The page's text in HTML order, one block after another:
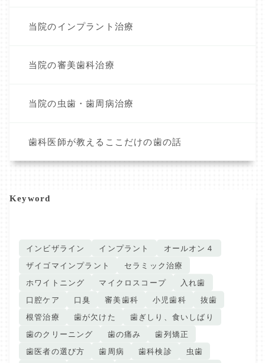
当院のインプラント治療
当院の審美歯科治療
当院の虫歯・歯周病治療
歯科医師が教えるここだけの歯の話
Keyword
インビザライン インプラント
オールオン４
ザイゴマインプラント
セラミック治療
ホワイトニング
マイクロスコープ
入れ歯
口腔ケア
口臭 審美歯科 小児歯科
抜歯
根管治療
歯が欠けた
歯ぎしり、食いしばり
歯のクリーニング
歯の痛み
歯列矯正
歯医者の選び方
歯周病 歯科検診 虫歯